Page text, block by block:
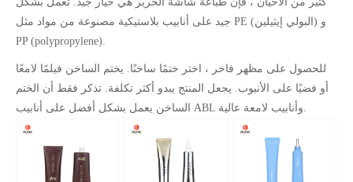
جيد على أنابيب بلاستيكية مصنوعة من مواد مثل PE (البولي إيثيلين) و
PP (polypropylene).
للحصول على مظهر فاخر ، اختر ختمًا ساخنًا. يختم الساخن فيلمًا لامعًا
أو فضيًا على الأنبوب. يجعل المنتج يبدو أكثر تكلفة. تذكر فقط أن الختم